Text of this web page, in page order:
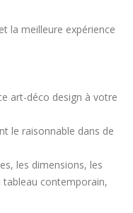
la meilleure expérience
art-déco design à votre
le raisonnable dans de
les dimensions, les
tableau contemporain,